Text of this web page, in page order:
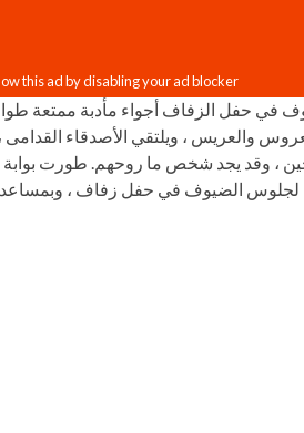
في حفل الزفاف أجواء مأدبة ممتعة
والعريس ، ويلتقي الأصدقاء القدامى
لجلوس الضيوف في حفل زفاف ،